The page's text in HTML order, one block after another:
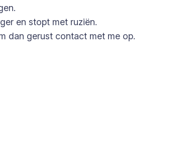
en stopt met ruziën.
dan gerust contact met me op.